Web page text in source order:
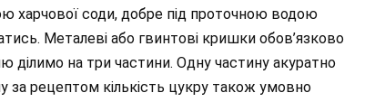
харчової соди, добре під проточною водою
Металеві або гвинтові кришки обов’язково
на три частини. Одну частину акуратно
за рецептом кількість цукру також умовно